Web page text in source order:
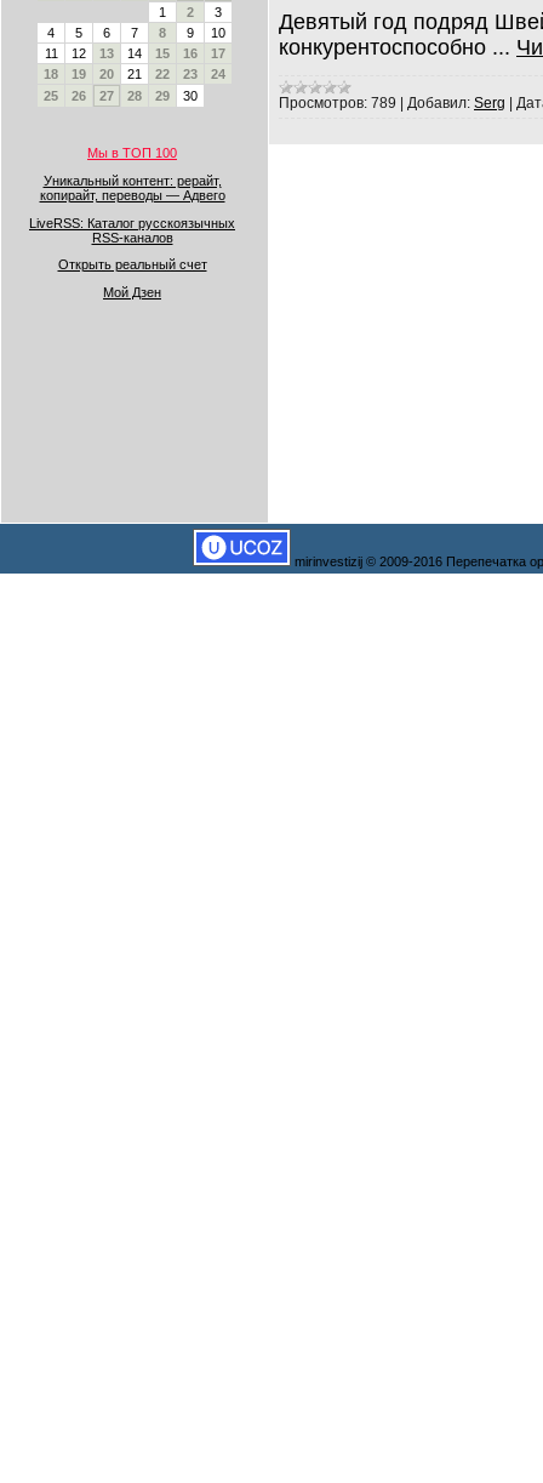
1
2
3
4
5 6 7 8 9
10
11
12 13 14 15 16
17
18
19 20 21 22 23
24
25
26 27 28 29 30
Мы в ТОП 100
Уникальный контент: рерайт,
копирайт, переводы — Адвего
LiveRSS: Каталог русскоязычных
RSS-каналов
Открыть реальный счет
Мой Дзен
Девятый год подряд
конкурентоспособно ...
Просмотров: 789 Добавил: Serg
mirinvestizij © 2009-2016 Перепечатка